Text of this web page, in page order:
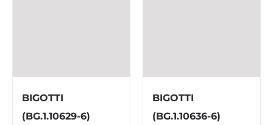
BIGOTTI
(BG.1.10629-6)
BIGOTTI
(BG.1.10636-6)